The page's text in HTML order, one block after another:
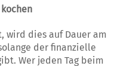
wird dies auf Dauer am
der finanzielle
Wer jeden Tag beim